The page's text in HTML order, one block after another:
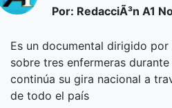
Por: RedacciÃ³n A1
Es un documental dirigido
sobre tres enfermeras
continúa su gira nacional a
de todo el país